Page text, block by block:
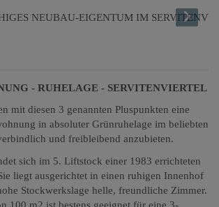
- RUHELAGE - SERVITENVIERTEL
mit diesen 3 genannten Pluspunkten eine
in absoluter Grünruhelage im beliebten
und freibleibend anzubieten.
sich im 5. Liftstock einer 1983 errichteten
liegt ausgerichtet in einen ruhigen Innenhof
Stockwerkslage helle, freundliche Zimmer.
100 m2 ist bestens geeignet für eine 3-